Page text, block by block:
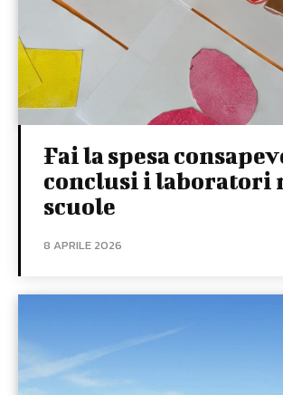
Fai la spesa
conclusi i laboratori
scuole
8 APRILE 2026